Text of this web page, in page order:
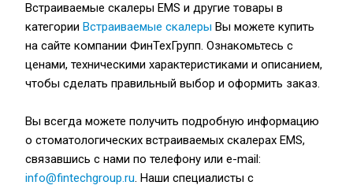
Встраиваемые скалеры EMS и другие товары в
категории Встраиваемые скалеры Вы можете купить
на сайте компании ФинТехГрупп. Ознакомьтесь с
ценами, техническими характеристиками и описанием,
чтобы сделать правильный выбор и оформить заказ.
Вы всегда можете получить подробную информацию
о стоматологических встраиваемых скалерах EMS,
связавшись с нами по телефону или e-mail:
info@fintechgroup.ru. Наши специалисты с